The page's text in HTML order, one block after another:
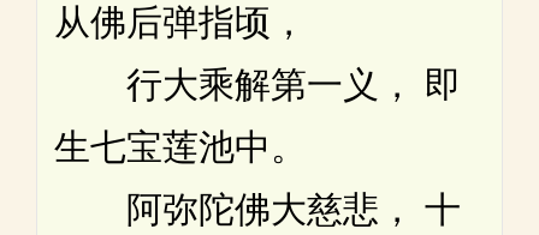
从佛后弹指顷，
行大乘解第一义， 即
生七宝莲池中。
阿弥陀佛大慈悲， 十